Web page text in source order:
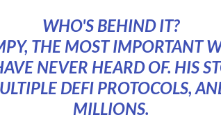
WHO'S BEHIND IT?
THE MOST IMPORTANT
NEVER HEARD OF. HIS
DEFI PROTOCOLS,
MILLIONS.